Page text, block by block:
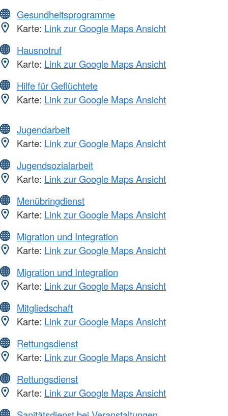
Gesundheitsprogramme
Karte: Link zur Google Maps Ansicht
Hausnotruf
Karte: Link zur Google Maps Ansicht
Hilfe für Geflüchtete
Karte: Link zur Google Maps Ansicht
Jugendarbeit
Karte: Link zur Google Maps Ansicht
Jugendsozialarbeit
Karte: Link zur Google Maps Ansicht
Menübringdienst
Karte: Link zur Google Maps Ansicht
Migration und Integration
Karte: Link zur Google Maps Ansicht
Migration und Integration
Karte: Link zur Google Maps Ansicht
Mitgliedschaft
Karte: Link zur Google Maps Ansicht
Rettungsdienst
Karte: Link zur Google Maps Ansicht
Rettungsdienst
Karte: Link zur Google Maps Ansicht